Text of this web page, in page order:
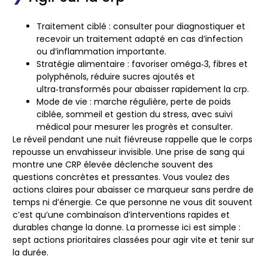
Traitement ciblé : consulter pour diagnostiquer et
recevoir un traitement adapté en cas d’infection
ou d’inflammation importante.
Stratégie alimentaire : favoriser oméga‑3, fibres et
polyphénols, réduire sucres ajoutés et
ultra‑transformés pour abaisser rapidement la crp.
Mode de vie : marche régulière, perte de poids
ciblée, sommeil et gestion du stress, avec suivi
médical pour mesurer les progrès et consulter.
Le réveil pendant une nuit fiévreuse rappelle que le corps
repousse un envahisseur invisible. Une prise de sang qui
montre une CRP élevée déclenche souvent des
questions concrètes et pressantes. Vous voulez des
actions claires pour abaisser ce marqueur sans perdre de
temps ni d’énergie. Ce que personne ne vous dit souvent
c’est qu’une combinaison d’interventions rapides et
durables change la donne. La promesse ici est simple :
sept actions prioritaires classées pour agir vite et tenir sur
la durée.